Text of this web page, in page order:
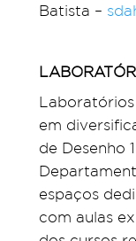
Batista –
em
de Desenho
espaços
com aulas